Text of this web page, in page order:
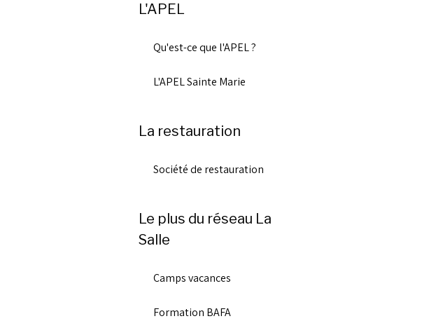
L'APEL
Qu'est-ce que l'APEL ?
L'APEL Sainte Marie
La restauration
Société de restauration
Le plus du réseau La
Salle
Camps vacances
Formation BAFA